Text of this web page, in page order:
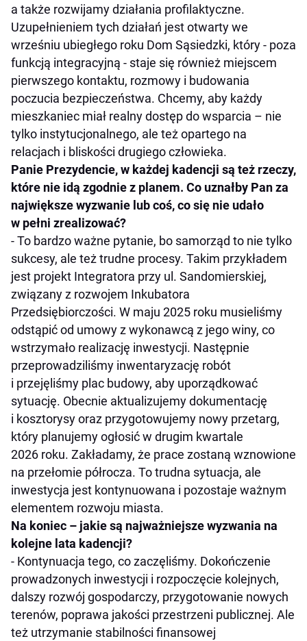
a także rozwijamy działania profilaktyczne.
Uzupełnieniem tych działań jest otwarty we
wrześniu ubiegłego roku Dom Sąsiedzki, który - poza
funkcją integracyjną - staje się również miejscem
pierwszego kontaktu, rozmowy i budowania
poczucia bezpieczeństwa. Chcemy, aby każdy
mieszkaniec miał realny dostęp do wsparcia – nie
tylko instytucjonalnego, ale też opartego na
relacjach i bliskości drugiego człowieka.
Panie Prezydencie, w każdej kadencji są też rzeczy,
które nie idą zgodnie z planem. Co uznałby Pan za
największe wyzwanie lub coś, co się nie udało
w pełni zrealizować?
- To bardzo ważne pytanie, bo samorząd to nie tylko
sukcesy, ale też trudne procesy. Takim przykładem
jest projekt Integratora przy ul. Sandomierskiej,
związany z rozwojem Inkubatora
Przedsiębiorczości. W maju 2025 roku musieliśmy
odstąpić od umowy z wykonawcą z jego winy, co
wstrzymało realizację inwestycji. Następnie
przeprowadziliśmy inwentaryzację robót
i przejęliśmy plac budowy, aby uporządkować
sytuację. Obecnie aktualizujemy dokumentację
i kosztorysy oraz przygotowujemy nowy przetarg,
który planujemy ogłosić w drugim kwartale
2026 roku. Zakładamy, że prace zostaną wznowione
na przełomie półrocza. To trudna sytuacja, ale
inwestycja jest kontynuowana i pozostaje ważnym
elementem rozwoju miasta.
Na koniec – jakie są najważniejsze wyzwania na
kolejne lata kadencji?
- Kontynuacja tego, co zaczęliśmy. Dokończenie
prowadzonych inwestycji i rozpoczęcie kolejnych,
dalszy rozwój gospodarczy, przygotowanie nowych
terenów, poprawa jakości przestrzeni publicznej. Ale
też utrzymanie stabilności finansowej